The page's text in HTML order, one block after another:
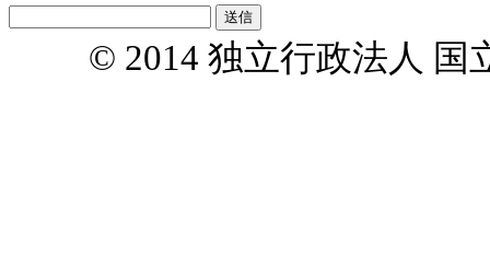
© 2014 独立行政法人 国